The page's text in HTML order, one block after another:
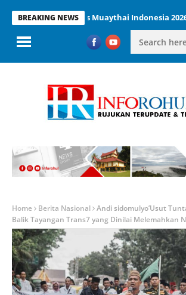
BREAKING NEWS
di Kejurnas Muaythai Indonesia 2026
Home Berita Nasional Andi sidomulyo’Usut
Balik Tayangan Trans7 yang Dinilai Melemahkan